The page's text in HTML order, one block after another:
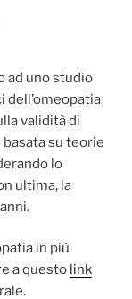
ad uno studio
dell’omeopatia
validità di
su teorie
lo
ultima, la
in più
a questo link